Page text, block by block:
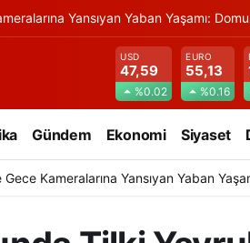
Yansıyan Yaban Yaşamı:
USD
47,59
%0.02
EURO
55,13
%0.16
Gündem Ekonomi Siyaset
Gece Kameralarına Yansıyan Yaban